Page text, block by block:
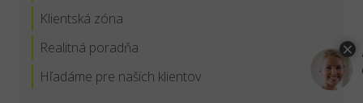
Klientská zóna
Realitná poradňa
Hľadáme pre naších klientov